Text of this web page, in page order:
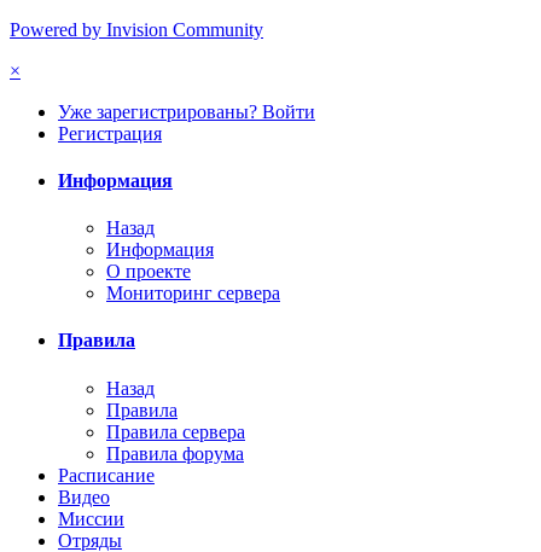
Powered by Invision Community
×
Уже зарегистрированы? Войти
Регистрация
Информация
Назад
Информация
О проекте
Мониторинг сервера
Правила
Назад
Правила
Правила сервера
Правила форума
Расписание
Видео
Миссии
Отряды